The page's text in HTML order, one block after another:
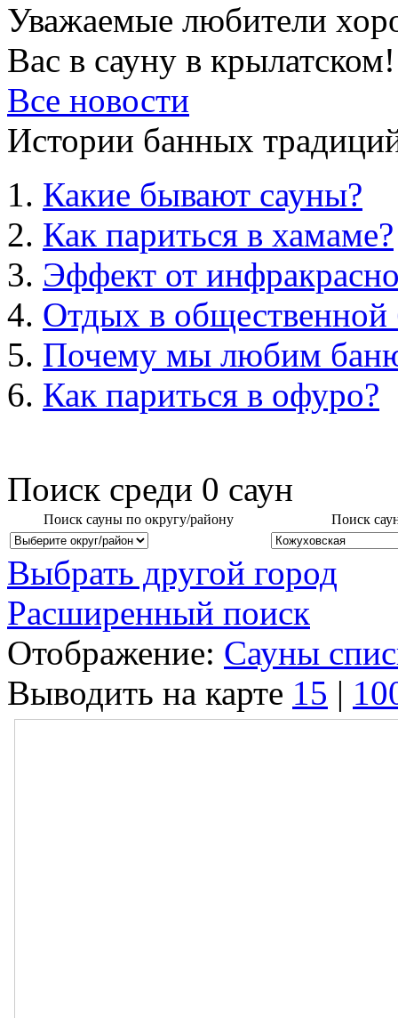
Уважаемые любители
Вас в сауну в
Все новости
Истории банных
Какие бывают сауны?
Как париться в хамаме?
Эффект от
Отдых в общественной
Почему мы любим
Как париться в офуро?
Поиск среди 0 саун
Поиск сауны по округу/району Поиск
Выбрать другой город
Расширенный поиск
Отображение: Сауны
Выводить на карте 15 |